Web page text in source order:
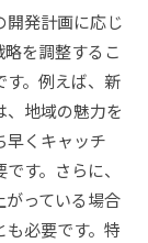
開発計画に応じ
を調整するこ
す。例えば、新
地域の魅力を
早くキャッチ
す。さらに、
っている場合
必要です。特